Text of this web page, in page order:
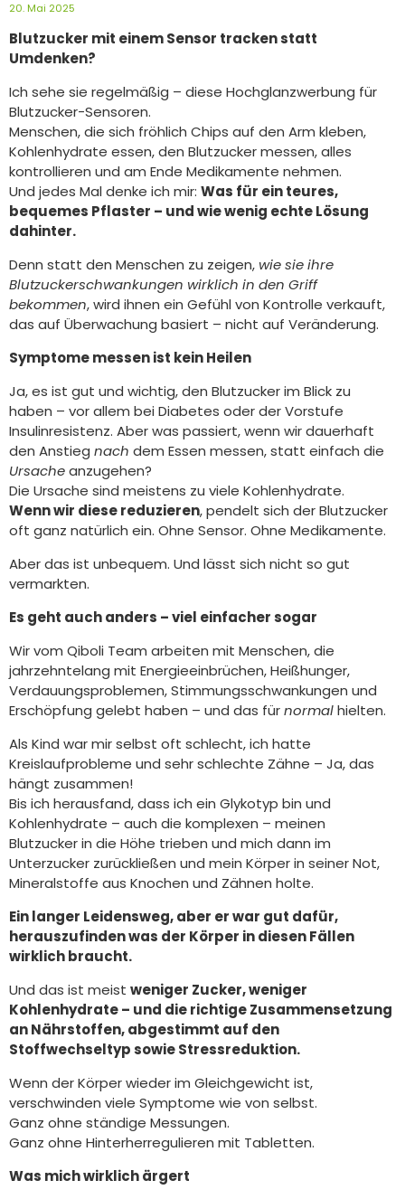
20. Mai 2025
Blutzucker mit einem Sensor tracken statt
Umdenken?
Ich sehe sie regelmäßig – diese Hochglanzwerbung für
Blutzucker-Sensoren.
Menschen, die sich fröhlich Chips auf den Arm kleben,
Kohlenhydrate essen, den Blutzucker messen, alles
kontrollieren und am Ende Medikamente nehmen.
Und jedes Mal denke ich mir: Was für ein teures,
bequemes Pflaster – und wie wenig echte Lösung
dahinter.
Denn statt den Menschen zu zeigen, wie sie ihre
Blutzuckerschwankungen wirklich in den Griff
bekommen, wird ihnen ein Gefühl von Kontrolle verkauft,
das auf Überwachung basiert – nicht auf Veränderung.
Symptome messen ist kein Heilen
Ja, es ist gut und wichtig, den Blutzucker im Blick zu
haben – vor allem bei Diabetes oder der Vorstufe
Insulinresistenz. Aber was passiert, wenn wir dauerhaft
den Anstieg nach dem Essen messen, statt einfach die
Ursacheanzugehen?
Die Ursache sind meistens zu viele Kohlenhydrate.
Wenn wir diese reduzieren, pendelt sich der Blutzucker
oft ganz natürlich ein. Ohne Sensor. Ohne Medikamente.
Aber das ist unbequem. Und lässt sich nicht so gut
vermarkten.
Es geht auch anders – viel einfacher sogar
Wir vom Qiboli Team arbeiten mit Menschen, die
jahrzehntelang mit Energieeinbrüchen, Heißhunger,
Verdauungsproblemen, Stimmungsschwankungen und
Erschöpfung gelebt haben – und das fürnormalhielten.
Als Kind war mir selbst oft schlecht, ich hatte
Kreislaufprobleme und sehr schlechte Zähne – Ja, das
hängt zusammen!
Bis ich herausfand, dass ich ein Glykotyp bin und
Kohlenhydrate – auch die komplexen – meinen
Blutzucker in die Höhe trieben und mich dann im
Unterzucker zurückließen und mein Körper in seiner Not,
Mineralstoffe aus Knochen und Zähnen holte.
Ein langer Leidensweg, aber er war gut dafür,
herauszufinden was der Körper in diesen Fällen
wirklich braucht.
Und das ist meist weniger Zucker, weniger
Kohlenhydrate – und die richtige Zusammensetzung
an Nährstoffen, abgestimmt auf den
Stoffwechseltyp sowie Stressreduktion.
Wenn der Körper wieder im Gleichgewicht ist,
verschwinden viele Symptome wie von selbst.
Ganz ohne ständige Messungen.
Ganz ohne Hinterherregulieren mit Tabletten.
Was mich wirklich ärgert